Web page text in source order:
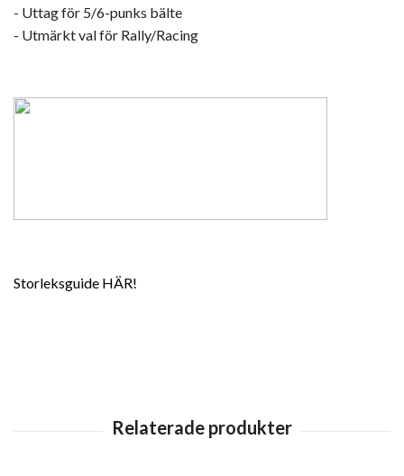
- Uttag för 5/6-punks bälte
- Utmärkt val för Rally/Racing
Storleksguide HÄR!